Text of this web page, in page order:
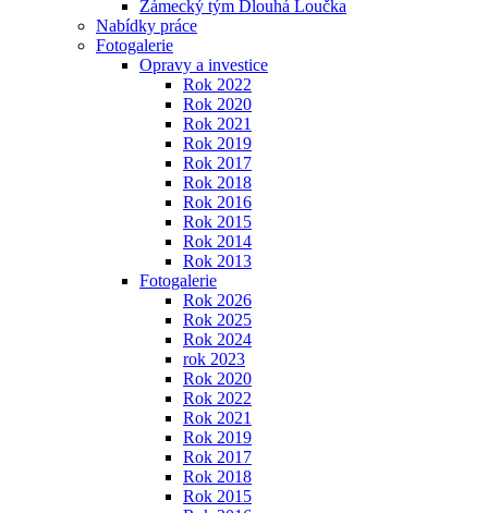
Zámecký tým Dlouhá Loučka
Nabídky práce
Fotogalerie
Opravy a investice
Rok 2022
Rok 2020
Rok 2021
Rok 2019
Rok 2017
Rok 2018
Rok 2016
Rok 2015
Rok 2014
Rok 2013
Fotogalerie
Rok 2026
Rok 2025
Rok 2024
rok 2023
Rok 2020
Rok 2022
Rok 2021
Rok 2019
Rok 2017
Rok 2018
Rok 2015